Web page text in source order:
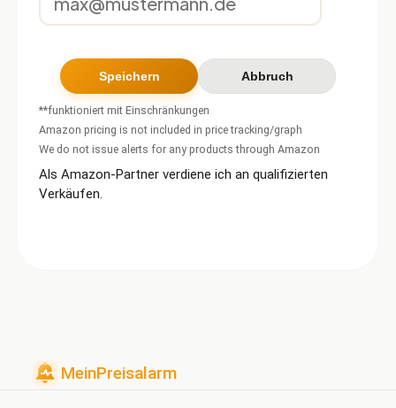
**funktioniert mit Einschränkungen
Amazon pricing is not included in price tracking/graph
We do not issue alerts for any products through Amazon
Als Amazon-Partner verdiene ich an qualifizierten
Verkäufen.